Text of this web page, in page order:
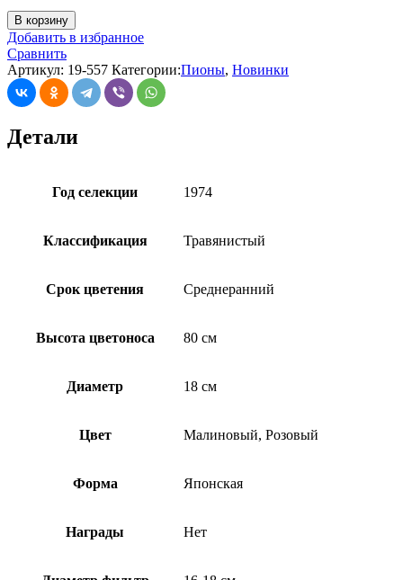
В корзину
Добавить в избранное
Сравнить
Артикул: 19-557 Категории:Пионы, Новинки
Детали
Год селекции 1974
Классификация Травянистый
Срок цветения Среднеранний
Высота цветоноса 80 см
Диаметр 18 см
Цвет Малиновый, Розовый
Форма Японская
Награды Нет